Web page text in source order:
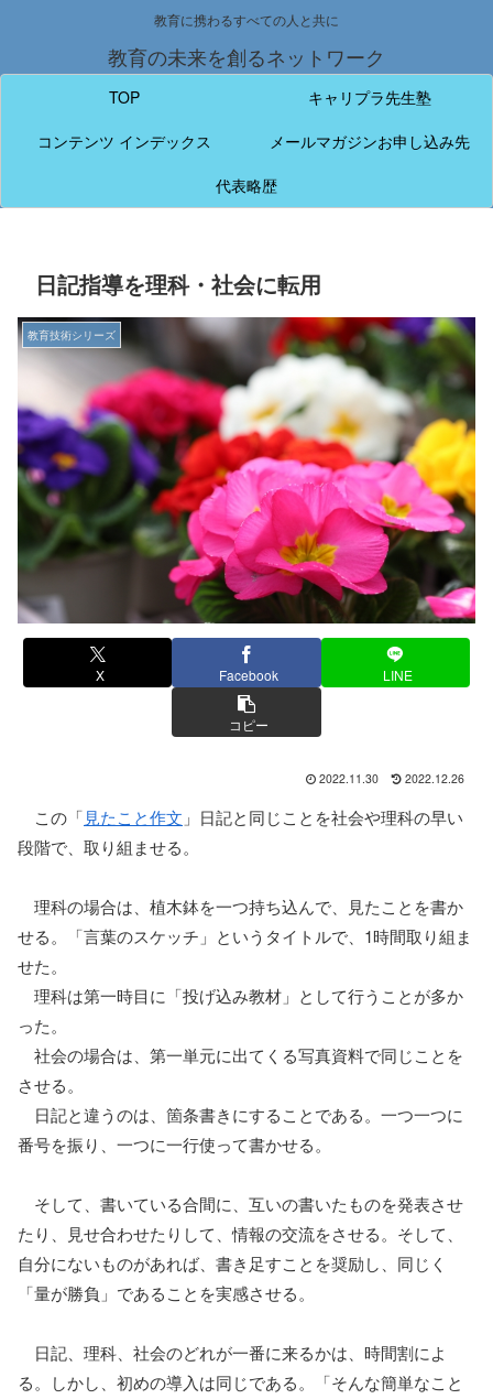
教育に携わるすべての人と共に
教育の未来を創るネットワーク
TOP
キャリプラ先生塾
コンテンツ インデックス
メールマガジンお申し込み先
代表略歴
日記指導を理科・社会に転用
教育技術シリーズ
X Facebook LINE
コピー
2022.11.30 2022.12.26
この「見たこと作文 」日記と同じことを社会や理科の早い
段階で、取り組ませる。
理科の場合は、植木鉢を一つ持ち込んで、見たことを書か
せる。「言葉のスケッチ」というタイトルで、1時間取り組ま
せた。
理科は第一時目に「投げ込み教材」として行うことが多か
った。
社会の場合は、第一単元に出てくる写真資料で同じことを
させる。
日記と違うのは、箇条書きにすることである。一つ一つに
番号を振り、一つに一行使って書かせる。
そして、書いている合間に、互いの書いたものを発表させ
たり、見せ合わせたりして、情報の交流をさせる。そして、
自分にないものがあれば、書き足すことを奨励し、同じく
「量が勝負」であることを実感させる。
日記、理科、社会のどれが一番に来るかは、時間割によ
る。しかし、初めの導入は同じである。「そんな簡単なこと